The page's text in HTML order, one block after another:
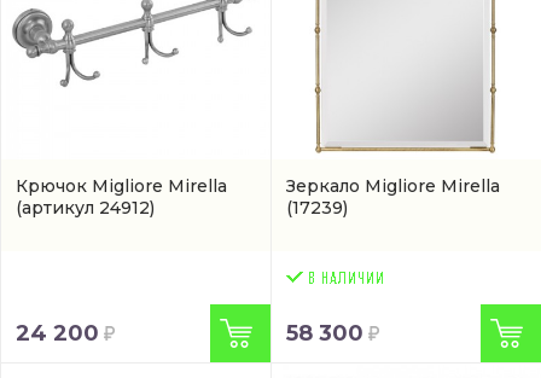
Крючок Migliore Mirella
(артикул 24912)
24 200
Зеркало Migliore Mirella
(17239)
58 300